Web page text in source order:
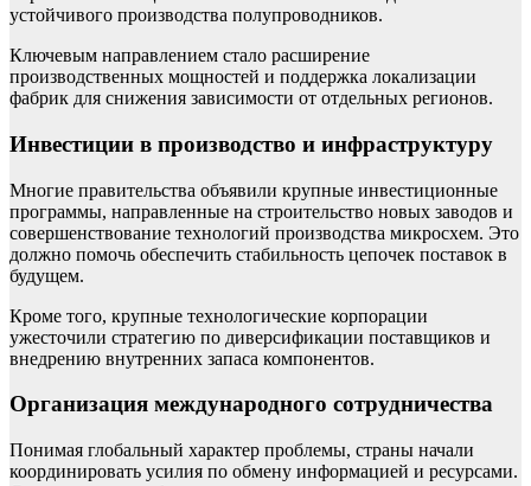
устойчивого производства полупроводников.
Ключевым направлением стало расширение
производственных мощностей и поддержка локализации
фабрик для снижения зависимости от отдельных регионов.
Инвестиции в производство и инфраструктуру
Многие правительства объявили крупные инвестиционные
программы, направленные на строительство новых заводов и
совершенствование технологий производства микросхем. Это
должно помочь обеспечить стабильность цепочек поставок в
будущем.
Кроме того, крупные технологические корпорации
ужесточили стратегию по диверсификации поставщиков и
внедрению внутренних запаса компонентов.
Организация международного сотрудничества
Понимая глобальный характер проблемы, страны начали
координировать усилия по обмену информацией и ресурсами.